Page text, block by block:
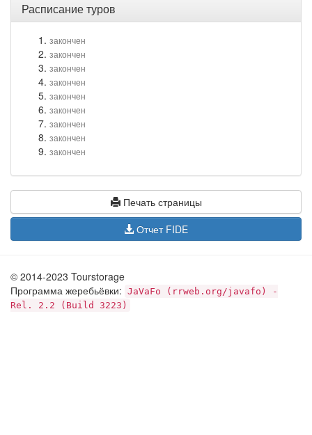
Расписание туров
закончен
закончен
закончен
закончен
закончен
закончен
закончен
закончен
закончен
Печать страницы
Отчет FIDE
© 2014-2023 Tourstorage
Программа жеребьёвки: JaVaFo (rrweb.org/javafo) -
Rel. 2.2 (Build 3223)